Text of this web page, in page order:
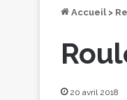
Accueil >
20 avril 2018